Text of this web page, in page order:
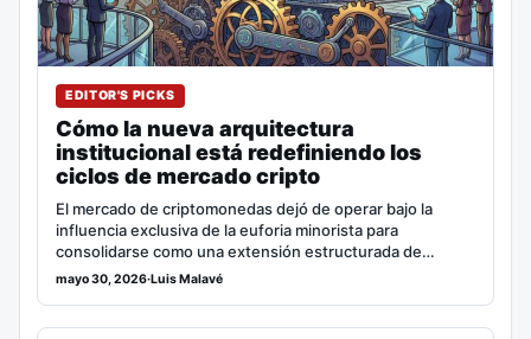
EDITOR'S PICKS
Cómo la nueva arquitectura
institucional está redefiniendo los
ciclos de mercado cripto
El mercado de criptomonedas dejó de operar bajo la
influencia exclusiva de la euforia minorista para
consolidarse como una extensión estructurada de…
mayo 30, 2026·Luis Malavé